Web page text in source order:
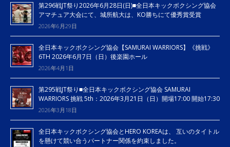
第296戦JT祭り2026年6月28日(日)■全日本キックボクシング協会
アマチュア大会にて、城所航大は、KO勝ちにて優秀賞受賞
2026年6月29日
全日本キックボクシング協会【SAMURAI WARRIORS】《挑戦》
6TH 2026年6月7日（日）後楽園ホール
2026年4月1日
第295戦JT祭り■全日本キックボクシング協会 SAMURAI
WARRIORS 挑戦 5th：2026年3月21日（日）開場17:00 開始17:30
2026年3月18日
全日本キックボクシング協会とHERO KOREAは、 互いのタイトル
を懸けて競い合うパートナー関係を約束しました。